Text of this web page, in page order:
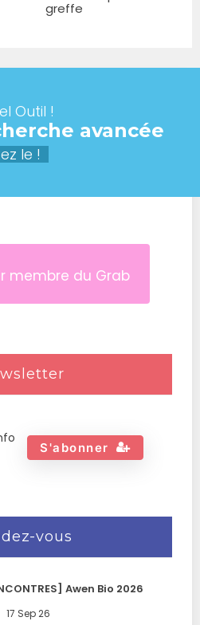
greffe
Outil !
avancée
le !
membre du Grab
S'abonner
vous
Awen Bio 2026
17 Sep 26